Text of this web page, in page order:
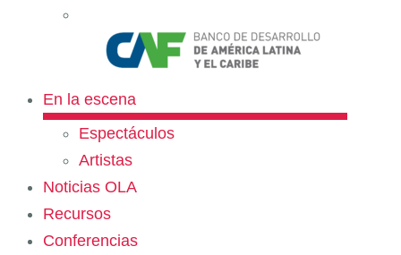
En la escena
Espectáculos
Artistas
Noticias OLA
Recursos
Conferencias